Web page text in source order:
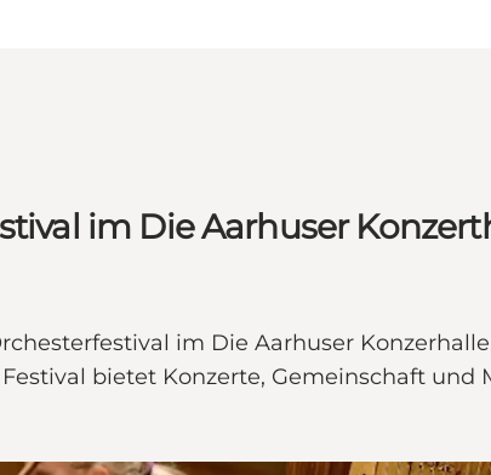
im Die Aarhuser
im Die Aarhuser
bietet Konzerte, Gemeinschaft